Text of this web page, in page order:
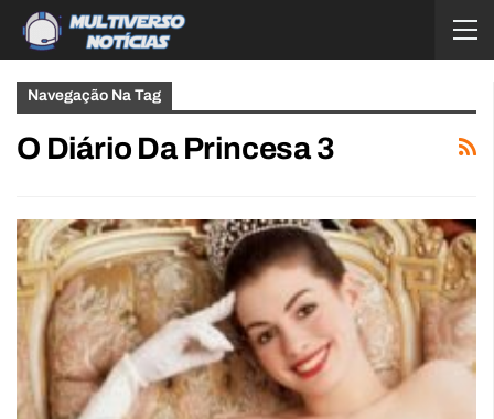
Navegação Na Tag
O Diário Da Princesa 3